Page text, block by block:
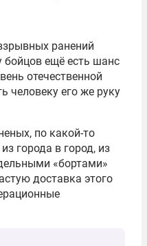
ранений
бойцов ещё есть шанс
отечественной
человеку его же руку
по какой-то
города в город, из
«бортами»
доставка этого